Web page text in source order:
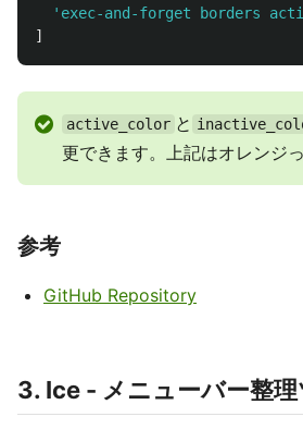
'exec-and-forget borders
]
active_color と
更できます。上記はオレンジ
参考
GitHub Repository
3. Ice - メニューバー整